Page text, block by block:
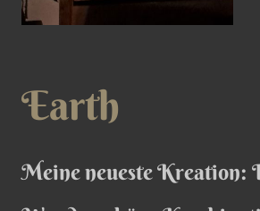
Earth
Meine neueste Kreation: